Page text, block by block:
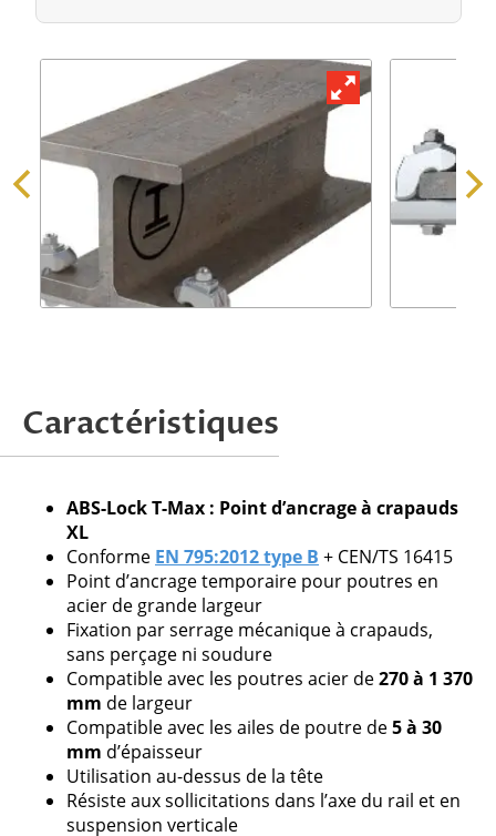
demandes issues de professionnels.
Veuillez
laisser
champ
vide.
Caractéristiques
ABS-Lock T-Max : Point d’ancrage à crapauds
XL
Conforme EN 795:2012 type B + CEN/TS 16415
Point d’ancrage temporaire pour poutres en
acier de grande largeur
Fixation par serrage mécanique à crapauds,
sans perçage ni soudure
Compatible avec les poutres acier de270 à 1 370
mm de largeur
Compatible avec les ailes de poutre de5 à 30
mm d’épaisseur
Utilisation au-dessus de la tête
Résiste aux sollicitations dans l’axe du rail et en
suspension verticale